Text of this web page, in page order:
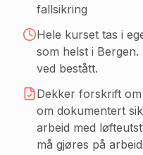
fallsikring
Hele kurset tas i
som helst i Bergen.
ved bestått.
Dekker forskrift
om dokumentert
arbeid med
må gjøres på